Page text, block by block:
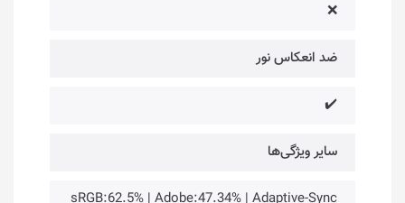
❌
ضد انعکاس نور
✔️
سایر ویژگی‌ها